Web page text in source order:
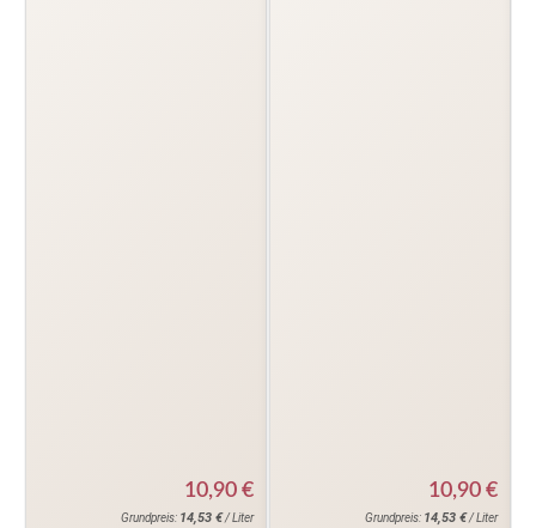
10,90 €
Grundpreis: 14,53 €/ Liter
10,90 €
Grundpreis: 14,53 €/ Liter